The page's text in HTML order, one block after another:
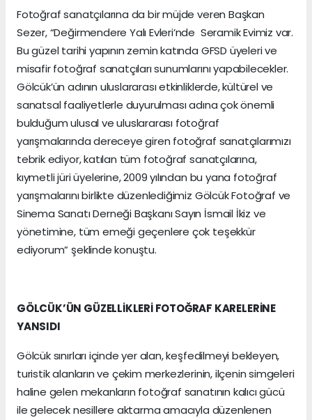
Fotoğraf sanatçılarına da bir müjde veren Başkan
Sezer, “Değirmendere Yalı Evleri’nde Seramik Evimiz var.
Bu güzel tarihi yapının zemin katında GFSD üyeleri ve
misafir fotoğraf sanatçıları sunumlarını yapabilecekler.
Gölcük’ün adının uluslararası etkinliklerde, kültürel ve
sanatsal faaliyetlerle duyurulması adına çok önemli
bulduğum ulusal ve uluslararası fotoğraf
yarışmalarında dereceye giren fotoğraf sanatçılarımızı
tebrik ediyor, katılan tüm fotoğraf sanatçılarına,
kıymetli jüri üyelerine, 2009 yılından bu yana fotoğraf
yarışmalarını birlikte düzenlediğimiz Gölcük Fotoğraf ve
Sinema Sanatı Derneği Başkanı Sayın İsmail İkiz ve
yönetimine, tüm emeği geçenlere çok teşekkür
ediyorum” şeklinde konuştu.
GÖLCÜK’ÜN GÜZELLİKLERİ FOTOĞRAF KARELERİNE
YANSIDI
Gölcük sınırları içinde yer alan, keşfedilmeyi bekleyen,
turistik alanların ve çekim merkezlerinin, ilçenin simgeleri
haline gelen mekanların fotoğraf sanatının kalıcı gücü
ile gelecek nesillere aktarma amacıyla düzenlenen